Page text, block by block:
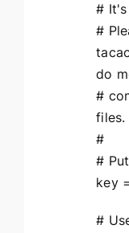
#
#
do
#
files.
#
#
key
#